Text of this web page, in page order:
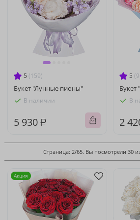
5 (159)
Букет "Лунные пионы"
В наличии
5 930 ₽
5
Букет
В
2
Страница: 2/65. Вы посмотрели 30
Акция